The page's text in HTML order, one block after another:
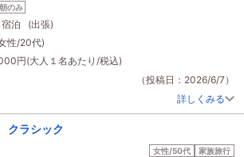
くらい先のパーキングに停めますが
て翌朝10時半前に精算した為駐車場代で2500円も
近くのパーキングを探しておくのがオススメです。
朝のみ
泊 (出張)
性/20代)
円(大人１名あたり/税込)
（投稿日：2026/6/7）
詳しくみる
ラシック
女性/50代 家族旅行